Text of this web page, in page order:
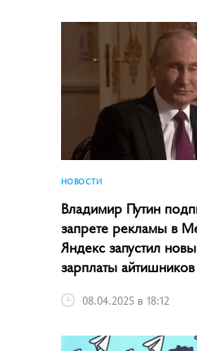
НОВОСТИ
Владимир Путин
запрете рекламы в
Яндекс запустил
зарплаты
08.04.2025 в 18:12